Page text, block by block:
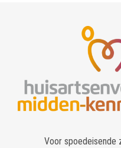
Voor spoedeisende